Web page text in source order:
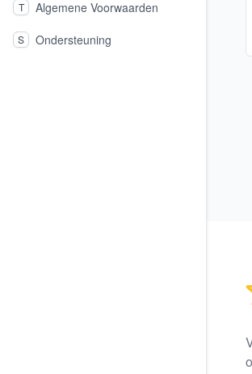
T Algemene Voorwaarden
S Ondersteuning